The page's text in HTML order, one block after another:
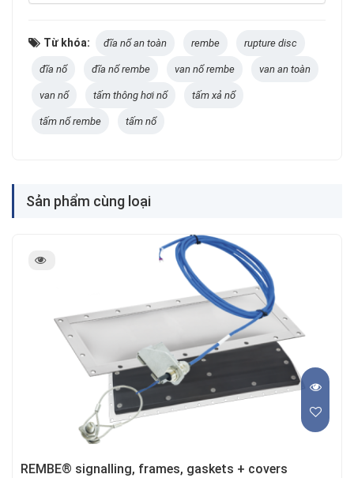
Từ khóa: đĩa nổ an toàn rembe rupture disc
đĩa nổ đĩa nổ rembe van nổ rembe van an toàn
van nổ tấm thông hơi nổ tấm xả nổ
tấm nổ rembe tấm nổ
Sản phẩm cùng loại
REMBE® signalling, frames, gaskets + covers